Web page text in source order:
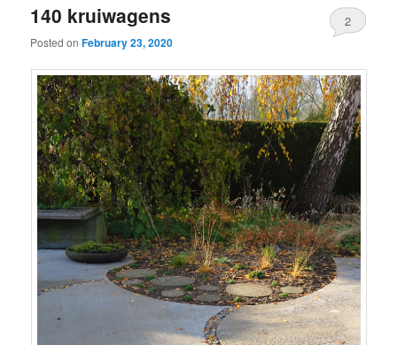
140 kruiwagens
Posted onFebruary 23, 2020
2